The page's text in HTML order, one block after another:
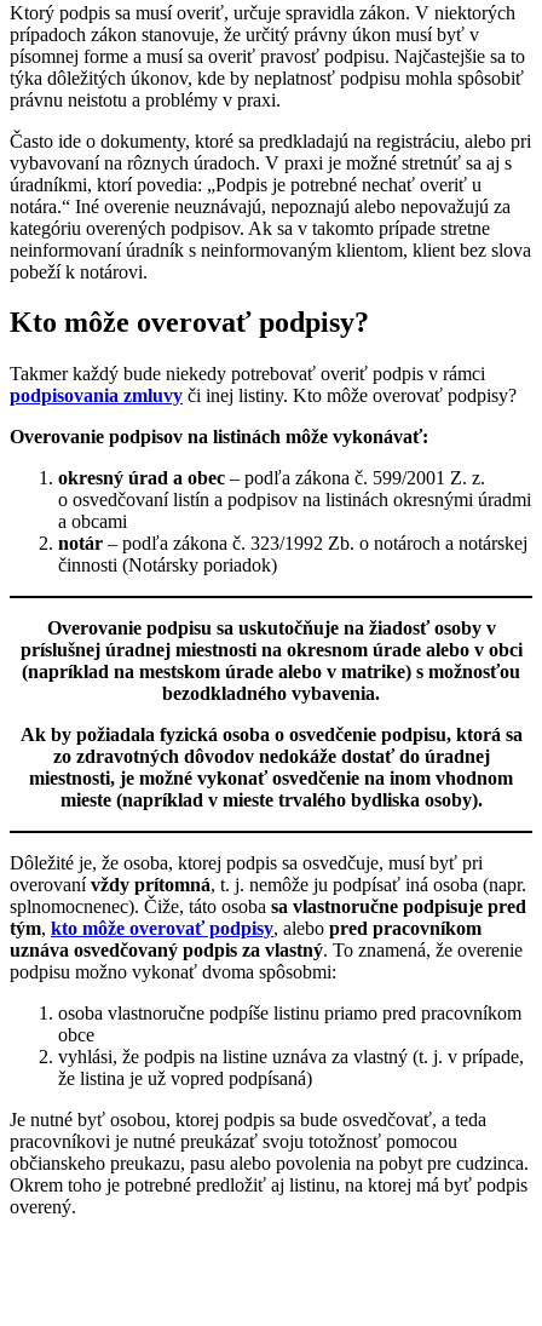
Ktorý podpis sa musí overiť, určuje spravidla zákon. V niektorých
prípadoch zákon stanovuje, že určitý právny úkon musí byť v
písomnej forme a musí sa overiť pravosť podpisu. Najčastejšie sa to
týka dôležitých úkonov, kde by neplatnosť podpisu mohla spôsobiť
právnu neistotu a problémy v praxi.
Často ide o dokumenty, ktoré sa predkladajú na registráciu, alebo pri
vybavovaní na rôznych úradoch. V praxi je možné stretnúť sa aj s
úradníkmi, ktorí povedia: „Podpis je potrebné nechať overiť u
notára.“ Iné overenie neuznávajú, nepoznajú alebo nepovažujú za
kategóriu overených podpisov. Ak sa v takomto prípade stretne
neinformovaní úradník s neinformovaným klientom, klient bez slova
pobeží k notárovi.
Kto môže overovať podpisy?
Takmer každý bude niekedy potrebovať overiť podpis v rámci
podpisovania zmluvy či inej listiny. Kto môže overovať podpisy?
Overovanie podpisov na listinách môže vykonávať:
okresný úrad a obec – podľa zákona č. 599/2001 Z. z.
o osvedčovaní listín a podpisov na listinách okresnými úradmi
a obcami
notár – podľa zákona č. 323/1992 Zb. o notároch a notárskej
činnosti (Notársky poriadok)
Overovanie podpisu sa uskutočňuje na žiadosť osoby v
príslušnej úradnej miestnosti na okresnom úrade alebo v obci
(napríklad na mestskom úrade alebo v matrike) s možnosťou
bezodkladného vybavenia.
Ak by požiadala fyzická osoba o osvedčenie podpisu, ktorá sa
zo zdravotných dôvodov nedokáže dostať do úradnej
miestnosti, je možné vykonať osvedčenie na inom vhodnom
mieste (napríklad v mieste trvalého bydliska osoby).
Dôležité je, že osoba, ktorej podpis sa osvedčuje, musí byť pri
overovanívždy prítomná, t. j. nemôže ju podpísať iná osoba (napr.
splnomocnenec). Čiže, táto osoba sa vlastnoručne podpisuje pred
tým, kto môže overovať podpisy, alebo pred pracovníkom
uznáva osvedčovaný podpis za vlastný. To znamená, že overenie
podpisu možno vykonať dvoma spôsobmi:
osoba vlastnoručne podpíše listinu priamo pred pracovníkom
obce
vyhlási, že podpis na listine uznáva za vlastný (t. j. v prípade,
že listina je už vopred podpísaná)
Je nutné byť osobou, ktorej podpis sa bude osvedčovať, a teda
pracovníkovi je nutné preukázať svoju totožnosť pomocou
občianskeho preukazu, pasu alebo povolenia na pobyt pre cudzinca.
Okrem toho je potrebné predložiť aj listinu, na ktorej má byť podpis
overený.